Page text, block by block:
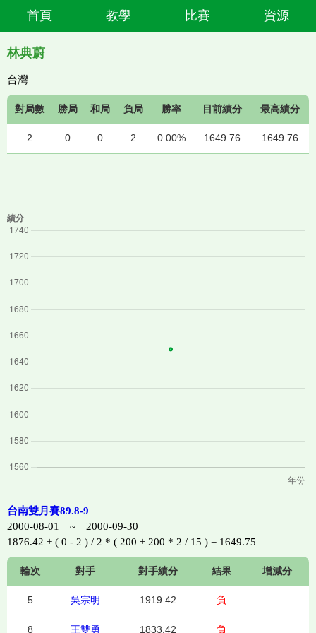
首頁 教學 比賽 資源
林典蔚
台灣
對局數 勝局 和局 負局 勝率 目前績分 最高績分
2 0 0 2 0.00% 1649.76 1649.76
台南雙月賽89.8-9
2000-08-01 ~ 2000-09-30
1876.42 + ( 0 - 2 ) / 2 * ( 200 + 200 * 2 / 15 ) = 1649.75
輪次 對手 對手績分 結果 增減分
5 吳宗明 1919.42 負
8 王雙勇 1833.42 負